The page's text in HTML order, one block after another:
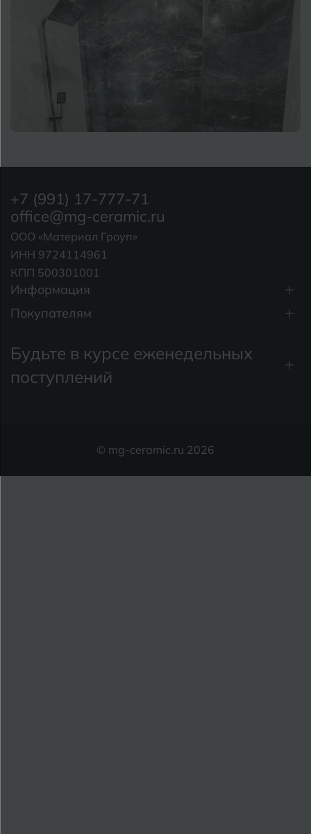
Информация
Покупателям
+7 (991) 17-777-71
office@mg-ceramic.ru
ООО «Материал Гроуп»
ИНН 9724114961
КПП 500301001
Будьте в курсе еженедельных
поступлений
© mg-ceramic.ru 2026